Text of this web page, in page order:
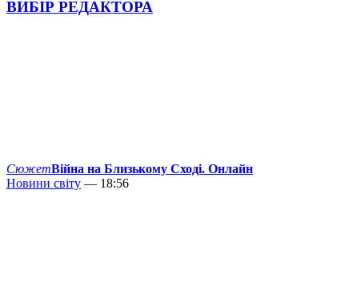
ВИБІР РЕДАКТОРА
СюжетВійна на Близькому Сході. Онлайн
Новини світу — 18:56